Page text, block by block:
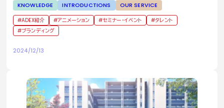
KNOWLEDGE INTRODUCTIONS OUR SERVICE
ADEX紹介 アニメーション セミナー・イベント
タレント
ブランディング
2024/12/13